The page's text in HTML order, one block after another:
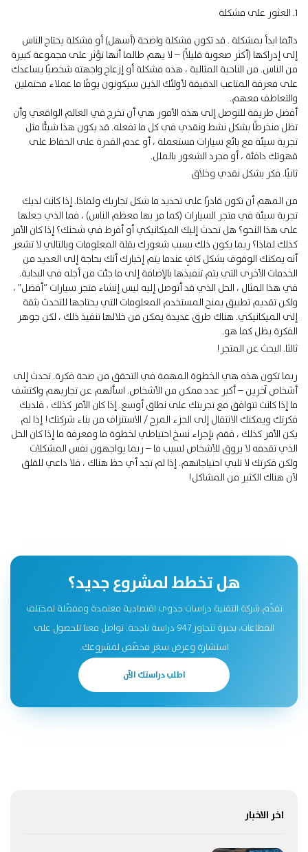
1. العثور على مشكلة
دائما ابدأ بمشكلة . قد تكون مشكلة واضحة (أسهل) أو مشكلة يحتاج الناس
إلى إدراكها (أكثر صعوبة قليلاً) – لا يهم طالما أنها تؤثر على مجموعة كبيرة
من الناس. من الناحية المثالية ، هذه مشكلة أو إزعاج واجهته شخصيًا يساعدك
على معرفة المتاعب الدقيقة لأولئك الذين سيكونون يومًا ما عملاء محتملين
والتعاطف معهم.
أفضل طريقة للتوصل إلى هذه الأمور هي أن تخرج في العالم الواقعي وأن
تظل منخرطًا بشكل نشط ونقدي في كل ما تفعله. قد يكون هذا شيئًا مثل
تجربة سيئة مع بائع سيارات مستعملة ، أو عدم القدرة على الحفاظ على
قهوتك دافئة ، أو مجرد الشعور بالملل.
ثانيًا. فكر بشكل نقدي وخلاق
من المهم أن تكون قادرًا على تحديد ما شكل تجاربك ولماذا. إذا كانت لديك
تجربة سيئة في متجر السيارات (كما مر بها معظم الناس) ، فما الذي جعلها
على هذا النحو؟ هل تحدث إليك الميكانيكي أو أفرط في شحنك؟ إذا كان الأمر
كذلك لماذا؟ ربما يكون ذلك بسبب شعورك بقلة المعلومات وبالتالي لا تشعر
أنه يمكنك الوقوف بشكل كافٍ عندما يتم إخبارك أنك بحاجة إلى العديد من
الخدمات الأخرى التي يتم تنفيذها بالإضافة إلى ما جئت من أجله في البداية.
في هذا المثال ، الحل الذي قد أتوصل إليه ليس إنشاء متجر سيارات “أفضل” ،
ولكن تقديم تطبيق يمنح المستخدم المعلومات التي يحتاجها للتحدث بثقة
إلى الميكانيكي. هناك طرق عديدة يمكن من خلالها تنفيذ ذلك ، لكن جوهر
الفكرة يظل كما هو.
ثالثا. البحث عن المتجر!
ربما تكون هذه هي الخطوة المهمة في التحقق من صحة فكرة. تحدث إلى
أشخاص آخرين – أكبر عدد ممكن من الأشخاص. اسألهم عن تجاربهم واكتشف
ما إذا كانت تتوافق مع تجربتك على نطاق أوسع. إذا كان الأمر كذلك ، فلديك
فكرتك ويمكنك الانتقال إلى الجزء المرح / الاستنزاف من بناء شركتك! إذا لم
يكن الأمر كذلك ، فقم بإجراء نسخ احتياطي لخطوة ما ومعرفة ما إذا كان الحل
الذي تقدمه لا يروق للأشخاص لسبب ما – ربما يواجهون نفس المشكلات
ولكن فكرتك لا تلبي احتياجاتهم. إذا لم تجد أي حظ هناك ، فلا داعي للقلق
لأن هناك الكثير من المشاكل!
هل تخطط لمشروع جديد؟
تقدّم شركة التقنية دراسات جدوى اقتصادية معتمدة ومفصّلة لمختلف
القطاعات، بخبرة تتجاوز 947 دراسة ناجحة. تواصل معنا للحصول على
استشارة وعرض سعر مخصّص لمشروعك.
اطلب دراستك الآن
اخر الاخبار